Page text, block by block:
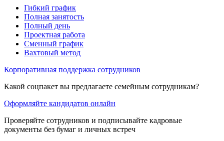
Гибкий график
Полная занятость
Полный день
Проектная работа
Сменный график
Вахтовый метод
Корпоративная поддержка сотрудников
Какой соцпакет вы предлагаете семейным сотрудникам?
Оформляйте кандидатов онлайн
Проверяйте сотрудников и подписывайте кадровые
документы без бумаг и личных встреч